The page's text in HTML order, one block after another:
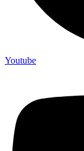
Youtube